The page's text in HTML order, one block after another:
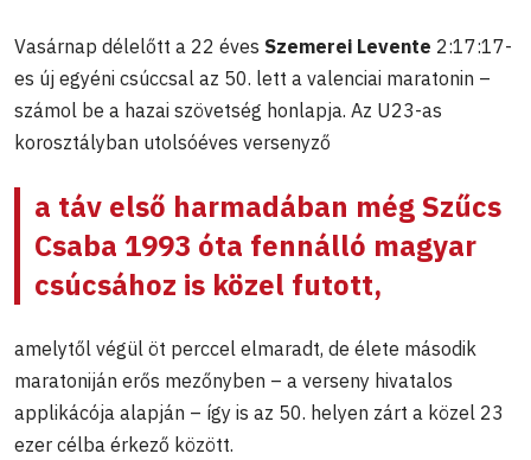
Vasárnap délelőtt a 22 éves Szemerei Levente 2:17:17-
es új egyéni csúccsal az 50. lett a valenciai maratonin –
számol be a hazai szövetség honlapja. Az U23-as
korosztályban utolsóéves versenyző
a táv első harmadában még Szűcs
Csaba 1993 óta fennálló magyar
csúcsához is közel futott,
amelytől végül öt perccel elmaradt, de élete második
maratoniján erős mezőnyben – a verseny hivatalos
applikácója alapján – így is az 50. helyen zárt a közel 23
ezer célba érkező között.